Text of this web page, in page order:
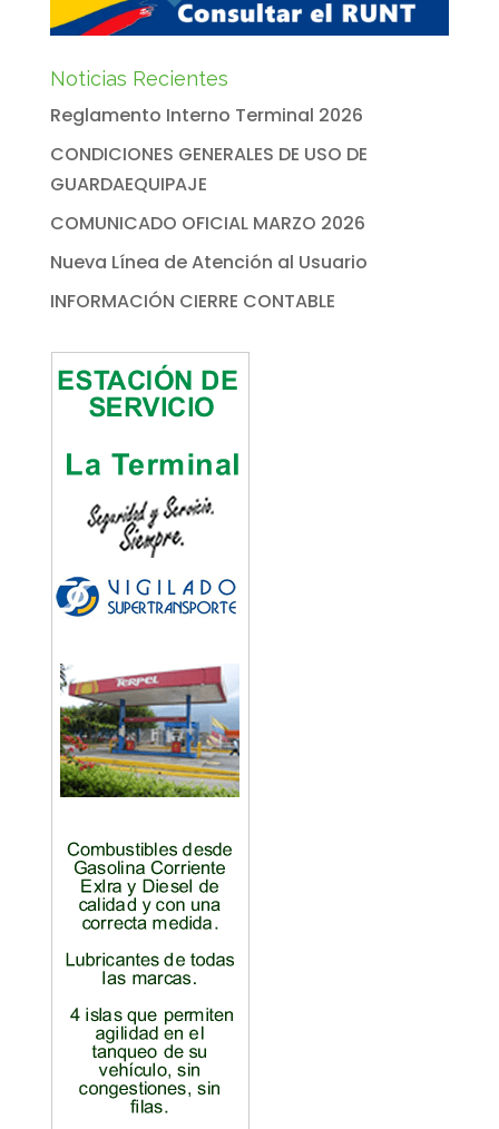
Noticias Recientes
Reglamento Interno Terminal 2026
CONDICIONES GENERALES DE USO DE
GUARDAEQUIPAJE
COMUNICADO OFICIAL MARZO 2026
Nueva Línea de Atención al Usuario
INFORMACIÓN CIERRE CONTABLE